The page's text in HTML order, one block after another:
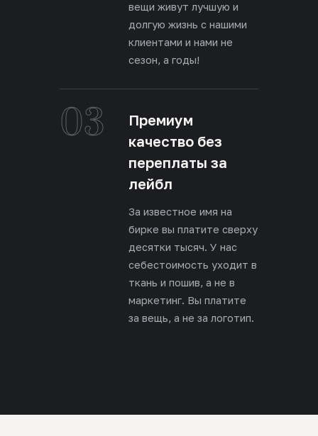
вещи живут лучшую и
долгую жизнь с нашими
клиентами и нами не
сезон, а годы!
03
Премиум
качество без
переплаты за
лейбл
За известное имя на
бирке вы платите сверху
десятки тысяч. У нас
себестоимость уходит в
ткань и пошив, а не в
маркетинг. Вы платите
за вещь, а не за логотип.